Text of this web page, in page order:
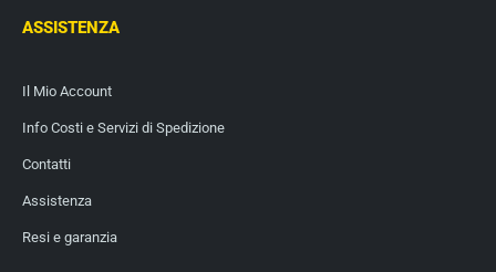
ASSISTENZA
Il Mio Account
Info Costi e Servizi di Spedizione
Contatti
Assistenza
Resi e garanzia